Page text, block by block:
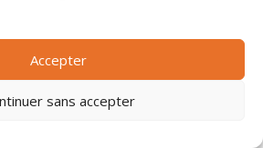
Accepter
sans accepter